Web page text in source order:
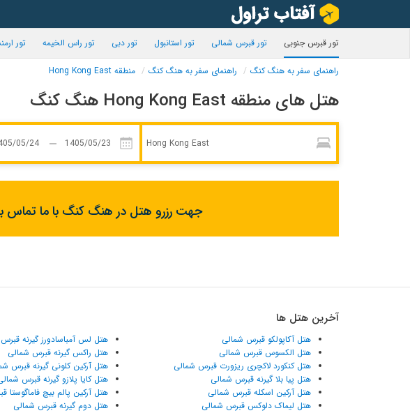
تور قبرس جنوبی تور قبرس شمالی تور استانبول تور دبی تور راس الخیمه تور
راهنمای سفر به هنگ کنگ راهنمای سفر به هنگ کنگ منطقه Hong Kong East
هتل های منطقه Hong Kong East هنگ کنگ
جهت رزرو هتل در هنگ کنگ با ما تماس
آخرین هتل ها
هتل آکاپولکو قبرس شمالی
هتل الکسوس قبرس شمالی
هتل کنکورد لاکچری ریزورت قبرس شمالی
هتل پیا بلا گیرنه قبرس شمالی
هتل آرکین اسکله قبرس شمالی
هتل لیماک دلوکس قبرس شمالی
هتل لس آمباسادورز گیرنه
هتل راکس گیرنه قبرس شمالی
هتل آرکین کلونی گیرنه قبرس
هتل کایا پلازو گیرنه قبرس
هتل آرکین پالم بیچ فاماگوستا
هتل دوم گیرنه قبرس شمالی